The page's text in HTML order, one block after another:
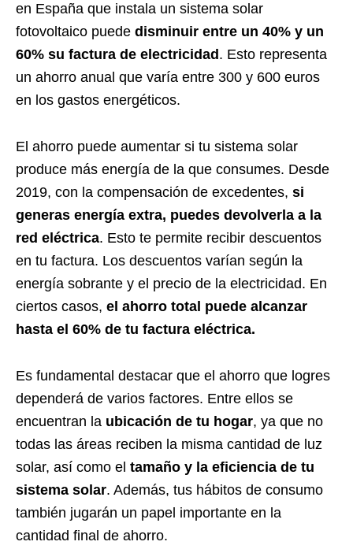
en España que instala un sistema solar
fotovoltaico puede disminuir entre un 40% y un
60% su factura de electricidad . Esto representa
un ahorro anual que varía entre 300 y 600 euros
en los gastos energéticos.
El ahorro puede aumentar si tu sistema solar
produce más energía de la que consumes. Desde
2019, con la compensación de excedentes, si
generas energía extra, puedes devolverla a la
red eléctrica. Esto te permite recibir descuentos
en tu factura. Los descuentos varían según la
energía sobrante y el precio de la electricidad. En
ciertos casos, el ahorro total puede alcanzar
hasta el 60% de tu factura eléctrica.
Es fundamental destacar que el ahorro que logres
dependerá de varios factores. Entre ellos se
encuentran la ubicación de tu hogar, ya que no
todas las áreas reciben la misma cantidad de luz
solar, así como el tamaño y la eficiencia de tu
sistema solar. Además, tus hábitos de consumo
también jugarán un papel importante en la
cantidad final de ahorro.